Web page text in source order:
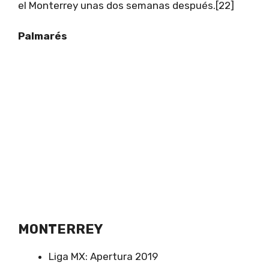
el Monterrey unas dos semanas después.[22]
Palmarés
MONTERREY
Liga MX: Apertura 2019